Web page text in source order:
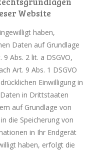
Website
haben,
Daten auf Grundlage
Abs. 2 lit. a DSGVO,
Art. 9 Abs. 1 DSGVO
Einwilligung in
in Drittstaaten
auf Grundlage von
die Speicherung von
in Ihr Endgerät
haben, erfolgt die